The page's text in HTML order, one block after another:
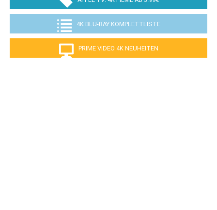
4K BLU-RAY KOMPLETTLISTE
PRIME VIDEO 4K NEUHEITEN